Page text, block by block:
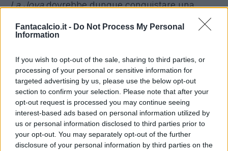
Fantacalcio.it - Do Not Process My Personal
Information
If you wish to opt-out of the sale, sharing to third parties, or
processing of your personal or sensitive information for
targeted advertising by us, please use the below opt-out
section to confirm your selection. Please note that after your
opt-out request is processed you may continue seeing
interest-based ads based on personal information utilized by
us or personal information disclosed to third parties prior to
your opt-out. You may separately opt-out of the further
disclosure of your personal information by third parties on the
La Joyadovrebbe dunque conquistare una
maglia da titolare per l'ultima di campionatoin
programma domenica sera
al Bentegodi dove i
massima competizione europea.